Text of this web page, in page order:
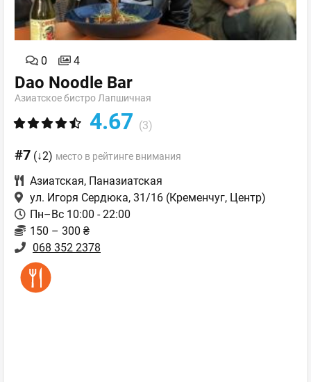
0 4
Dao Noodle Bar
Азиатское бистро Лапшичная
4.67 (3)
#7 (↓2) место в рейтинге внимания
Азиатская, Паназиатская
ул. Игоря Сердюка, 31/16 (Кременчуг, Центр)
Пн–Вс 10:00 - 22:00
150 – 300 ₴
068 352 2378